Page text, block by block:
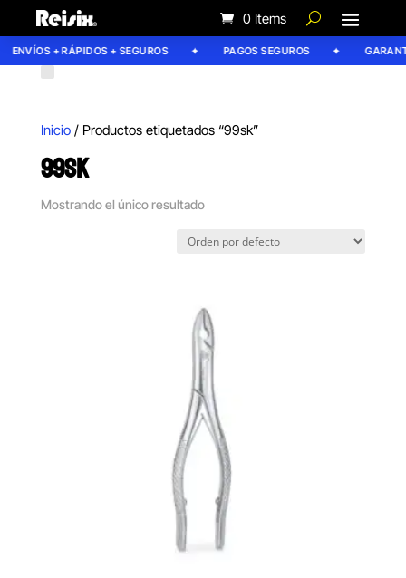
0 Items
ENVÍOS + RÁPIDOS + SEGUROS PAGOS SEGUROS
Inicio/ Productos etiquetados “99sk”
99SK
Mostrando el único resultado